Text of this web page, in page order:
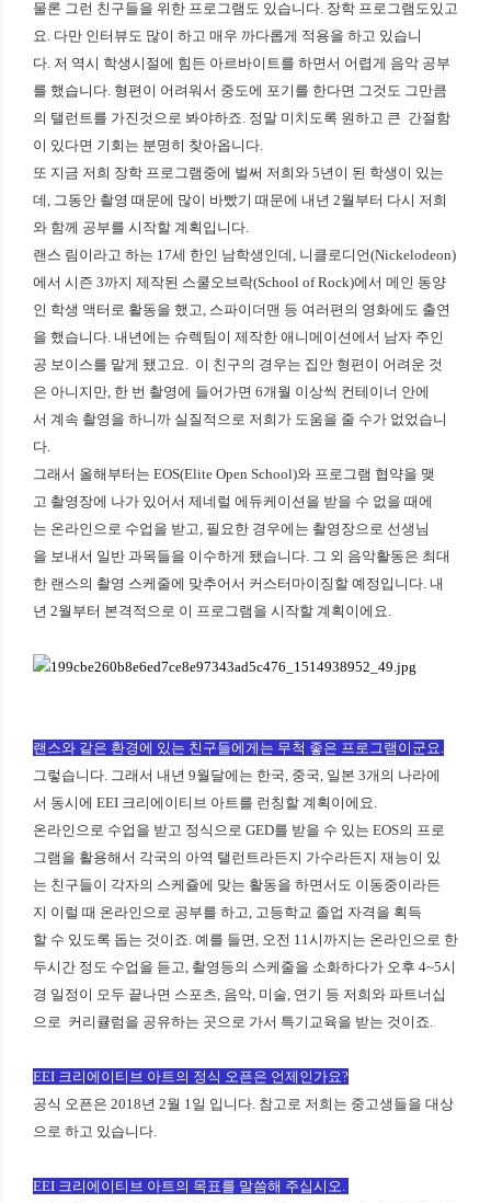
물론 그런 친구들을 위한 프로그램도 있습니다. 장학 프로그램도있고
요. 다만 인터뷰도 많이 하고 매우 까다롭게 적용을 하고 있습니
다. 저 역시 학생시절에 힘든 아르바이트를 하면서 어렵게 음악 공부
를 했습니다. 형편이 어려워서 중도에 포기를 한다면 그것도 그만큼
의 탤런트를 가진것으로 봐야하죠. 정말 미치도록 원하고 큰 간절함
이 있다면 기회는 분명히 찾아옵니다.
또 지금 저희 장학 프로그램중에 벌써 저희와 5년이 된 학생이 있는
데, 그동안 촬영 때문에 많이 바빴기 때문에 내년 2월부터 다시 저희
와 함께 공부를 시작할 계획입니다.
랜스 림이라고 하는 17세 한인 남학생인데, 니클로디언(Nickelodeon)
에서 시즌 3까지 제작된 스쿨오브락(School of Rock)에서 메인 동양
인 학생 액터로 활동을 했고, 스파이더맨 등 여러편의 영화에도 출연
을 했습니다. 내년에는 슈렉팀이 제작한 애니메이션에서 남자 주인
공 보이스를 맡게 됐고요. 이 친구의 경우는 집안 형편이 어려운 것
은 아니지만, 한 번 촬영에 들어가면 6개월 이상씩 컨테이너 안에
서 계속 촬영을 하니까 실질적으로 저희가 도움을 줄 수가 없었습니
다.
그래서 올해부터는 EOS(Elite Open School)와 프로그램 협약을 맺
고 촬영장에 나가 있어서 제네럴 에듀케이션을 받을 수 없을 때에
는 온라인으로 수업을 받고, 필요한 경우에는 촬영장으로 선생님
을 보내서 일반 과목들을 이수하게 됐습니다. 그 외 음악활동은 최대
한 랜스의 촬영 스케줄에 맞추어서 커스터마이징할 예정입니다. 내
년 2월부터 본격적으로 이 프로그램을 시작할 계획이에요.
랜스와 같은 환경에 있는 친구들에게는 무척 좋은 프로그램이군요.
그렇습니다. 그래서 내년 9월달에는 한국, 중국, 일본 3개의 나라에
서 동시에 EEI 크리에이티브 아트를 런칭할 계획이에요.
온라인으로 수업을 받고 정식으로 GED를 받을 수 있는 EOS의 프로
그램을 활용해서 각국의 아역 탤런트라든지 가수라든지 재능이 있
는 친구들이 각자의 스케쥴에 맞는 활동을 하면서도 이동중이라든
지 이럴 때 온라인으로 공부를 하고, 고등학교 졸업 자격을 획득
할 수 있도록 돕는 것이죠. 예를 들면, 오전 11시까지는 온라인으로 한
두시간 정도 수업을 듣고, 촬영등의 스케줄을 소화하다가 오후 4~5시
경 일정이 모두 끝나면 스포츠, 음악, 미술, 연기 등 저희와 파트너십
으로 커리큘럼을 공유하는 곳으로 가서 특기교육을 받는 것이죠.
EEI 크리에이티브 아트의 정식 오픈은 언제인가요?
공식 오픈은 2018년 2월 1일 입니다. 참고로 저희는 중고생들을 대상
으로 하고 있습니다.
EEI 크리에이티브 아트의 목표를 말씀해 주십시오.